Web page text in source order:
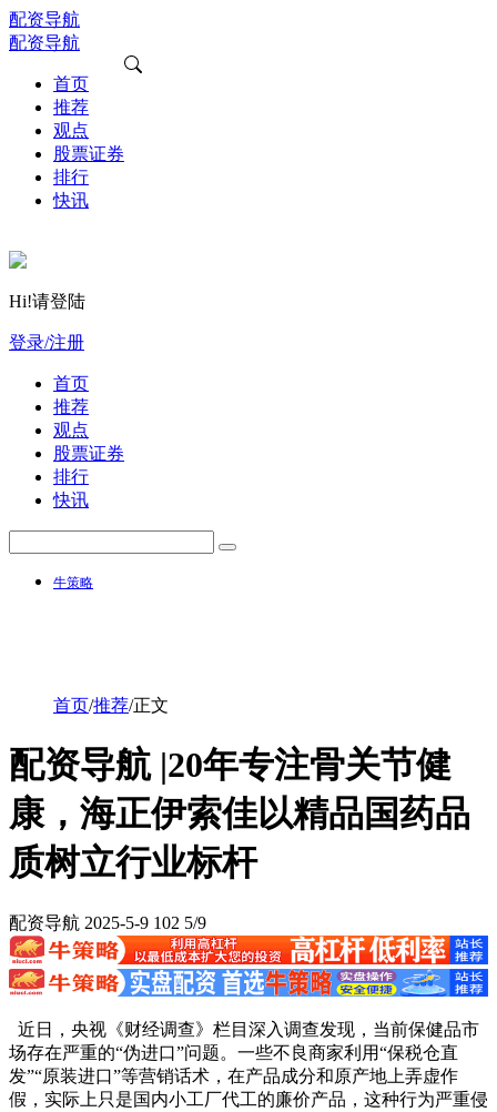
配资导航
配资导航
首页
推荐
观点
股票证券
排行
快讯
Hi!请登陆
登录/注册
首页
推荐
观点
股票证券
排行
快讯
牛策略
首页/推荐/正文
配资导航 |20年专注骨关节健
康，海正伊索佳以精品国药品
质树立行业标杆
配资导航 2025-5-9 102 5/9
近日，央视《财经调查》栏目深入调查发现，当前保健品市
场存在严重的“伪进口”问题。一些不良商家利用“保税仓直
发”“原装进口”等营销话术，在产品成分和原产地上弄虚作
假，实际上只是国内小工厂代工的廉价产品，这种行为严重侵